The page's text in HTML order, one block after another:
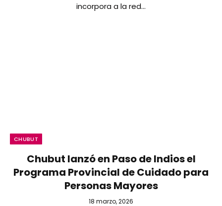
incorpora a la red…
CHUBUT
Chubut lanzó en Paso de Indios el
Programa Provincial de Cuidado para
Personas Mayores
18 marzo, 2026